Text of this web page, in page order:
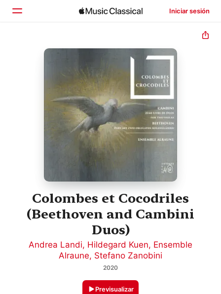
Iniciar sesión
Inicio
Colombes et Cocodriles
(Beethoven and Cambini
Duos)
Andrea Landi, Hildegard Kuen, Ensemble
Alraune, Stefano Zanobini
2020
Previsualizar